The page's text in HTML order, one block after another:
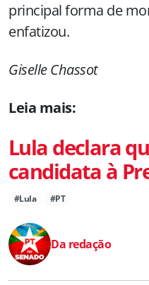
principal forma de
enfatizou.
Giselle Chassot
Leia mais:
Lula declara
candidata à
#Lula #PT
Da redação